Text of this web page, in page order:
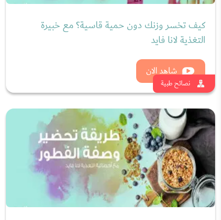
نصائح طبية
نصائح لوجبة الفطور الصحية مع خبيرة التغذية لانا
فايد
شاهد الان
احدث المقالات
كيف أعرف شخصية زوجي؟ أسئلة تكشف
شخصية الزوج